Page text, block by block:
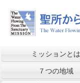
ミッションとは
７つの地域